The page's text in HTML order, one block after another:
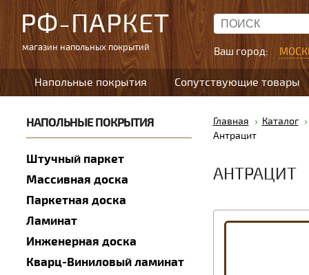
РФ-ПАРКЕТ
магазин напольных покрытий Ваш город:
Напольные покрытия Сопутствующие товары
НАПОЛЬНЫЕ ПОКРЫТИЯ
Штучный паркет
Массивная доска
Паркетная доска
Ламинат
Инженерная доска
Кварц-Виниловый ламинат
Главная
Каталог
Антрацит
АНТРАЦИТ